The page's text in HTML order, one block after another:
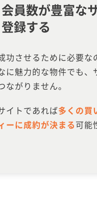
会員数が豊富な
登録する
功させるために必要な
に魅力的な物件でも、
ながりません。
イトであれば多くの買
ーに成約が決まる可能